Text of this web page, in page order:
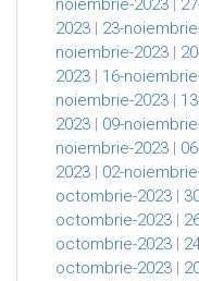
noiembrie-2023
2023 | 23-
noiembrie-2023 |
2023 | 16-
noiembrie-2023 |
2023 | 09-
noiembrie-2023 |
2023 | 02-
octombrie-2023 |
octombrie-2023 |
octombrie-2023 |
octombrie-2023 |